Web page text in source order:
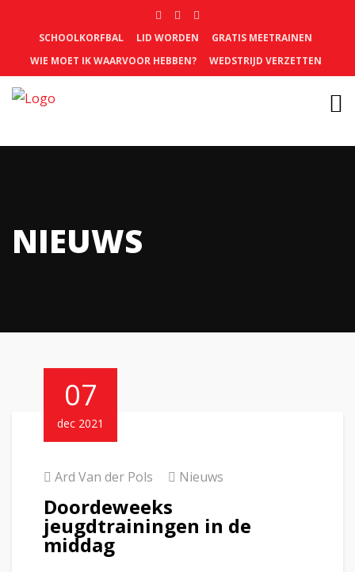
SCHOOLKORFBAL LID WORDEN
GRATIS MEETRAINEN
WIE MOET IK WAARVOOR HEBBEN?
WEDSTRIJD VERZETTEN
NIEUWS
07
dec 2021
Ard Van der Pols Nieuws
Doordeweeks
jeugdtrainingen in de
middag